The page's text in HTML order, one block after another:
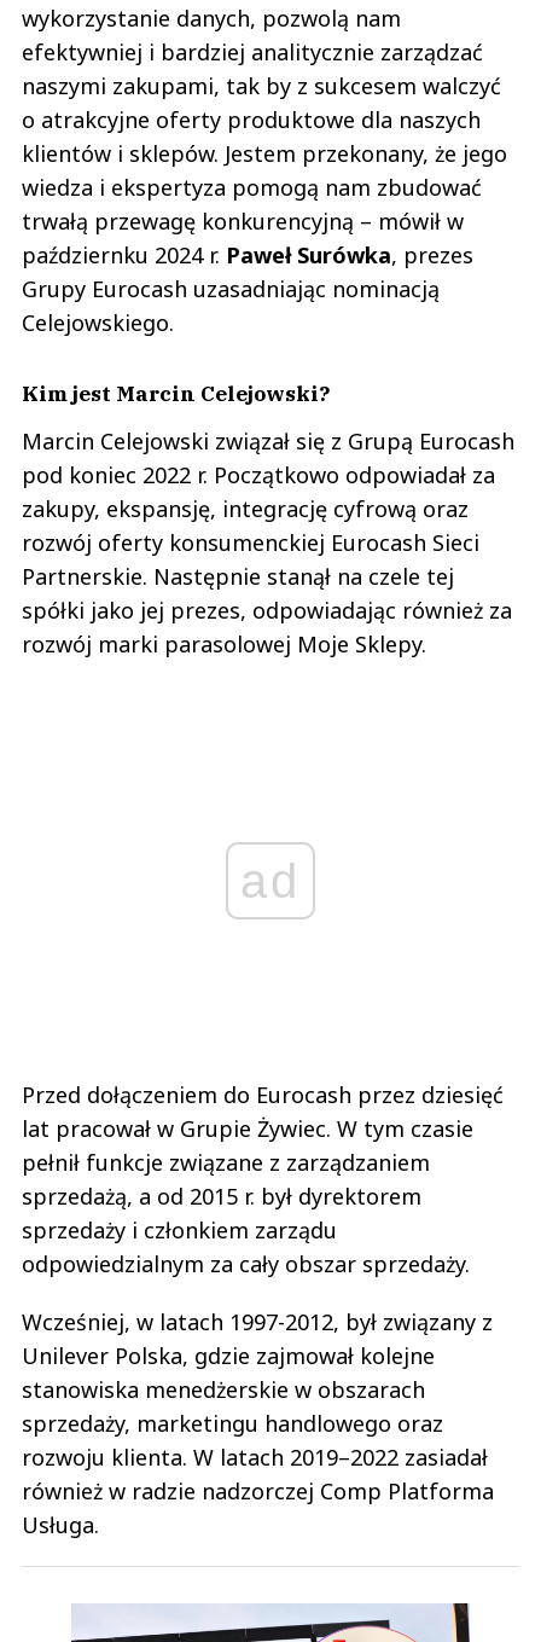
wykorzystanie danych, pozwolą nam
efektywniej i bardziej analitycznie zarządzać
naszymi zakupami, tak by z sukcesem walczyć
o atrakcyjne oferty produktowe dla naszych
klientów i sklepów. Jestem przekonany, że jego
wiedza i ekspertyza pomogą nam zbudować
trwałą przewagę konkurencyjną – mówił w
październku 2024 r. Paweł Surówka, prezes
Grupy Eurocash uzasadniając nominacją
Celejowskiego.
Kim jest Marcin Celejowski?
Marcin Celejowski związał się z Grupą Eurocash
pod koniec 2022 r. Początkowo odpowiadał za
zakupy, ekspansję, integrację cyfrową oraz
rozwój oferty konsumenckiej Eurocash Sieci
Partnerskie. Następnie stanął na czele tej
spółki jako jej prezes, odpowiadając również za
rozwój marki parasolowej Moje Sklepy.
ad
Przed dołączeniem do Eurocash przez dziesięć
lat pracował w Grupie Żywiec. W tym czasie
pełnił funkcje związane z zarządzaniem
sprzedażą, a od 2015 r. był dyrektorem
sprzedaży i członkiem zarządu
odpowiedzialnym za cały obszar sprzedaży.
Wcześniej, w latach 1997-2012, był związany z
Unilever Polska, gdzie zajmował kolejne
stanowiska menedżerskie w obszarach
sprzedaży, marketingu handlowego oraz
rozwoju klienta. W latach 2019–2022 zasiadał
również w radzie nadzorczej Comp Platforma
Usługa.